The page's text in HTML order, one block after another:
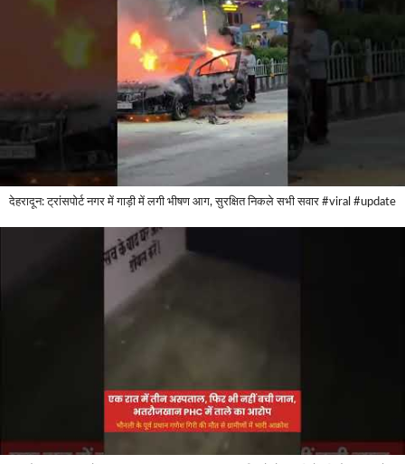
देहरादून: ट्रांसपोर्ट नगर में गाड़ी में लगी भीषण आग, सुरक्षित निकले सभी सवार #viral #update